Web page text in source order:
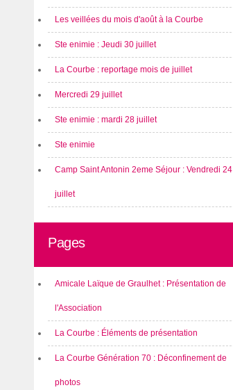
Les veillées du mois d'août à la Courbe
Ste enimie : Jeudi 30 juillet
La Courbe : reportage mois de juillet
Mercredi 29 juillet
Ste enimie : mardi 28 juillet
Ste enimie
Camp Saint Antonin 2eme Séjour : Vendredi 24
juillet
Pages
Amicale Laïque de Graulhet : Présentation de
l'Association
La Courbe : Éléments de présentation
La Courbe Génération 70 : Déconfinement de
photos